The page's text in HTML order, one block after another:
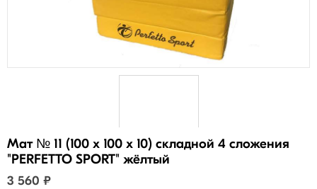
Мат № 11 (100 х 100 х 10) складной 4 сложения
"PERFETTO SPORT" жёлтый
3 560 ₽